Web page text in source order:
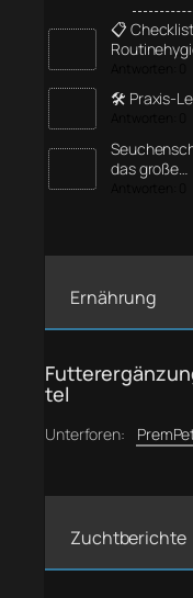
📋
🛠️ Praxis-
das große…
Ernährung
tel
Unterforen:
Zuchtberichte